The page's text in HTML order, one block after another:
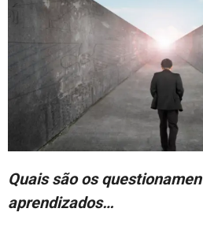
Quais são os
aprendizados…